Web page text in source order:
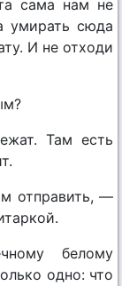
сама нам не
умирать сюда
И не отходи
Там есть
отправить, —
белому
одно: что